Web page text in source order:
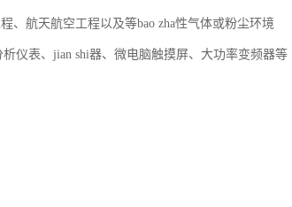
、航天航空工程以及等bao zha性气体或粉尘环境
仪表、jian shi器、微电脑触摸屏、大功率变频器等